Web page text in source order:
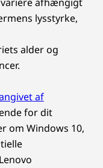
lysstyrke,
alder og
af
for dit
om Windows 10,